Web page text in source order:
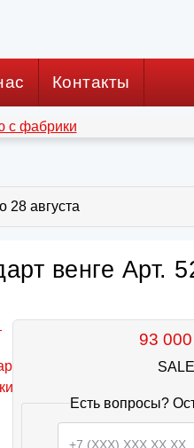
Контакты
28 августа
венге Арт.
93
Есть вопросы?